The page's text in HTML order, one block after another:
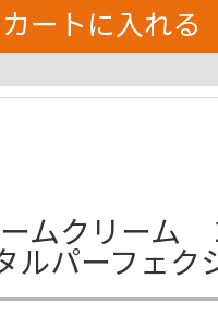
カートに入れる
ムクリーム
ルパーフェ